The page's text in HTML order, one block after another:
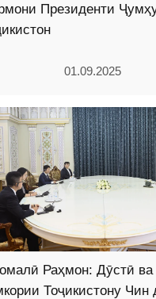
Президенти
01.09.2025
Раҳмон: Дӯстӣ ва
Тоҷикистону Чин